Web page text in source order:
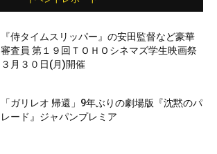
『侍タイムスリッパー』の安田監督など豪華
審査員 第１９回ＴＯＨＯシネマズ学生映画祭
３月３０日(月)開催
「ガリレオ 帰還」9年ぶりの劇場版『沈黙のパ
レード』ジャパンプレミア